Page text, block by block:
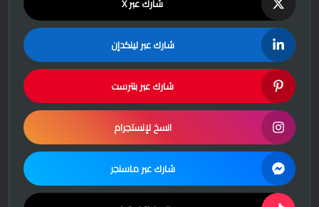
شارك عبر لينكدإن
شارك عبر بنترست
انسخ لإنستجرام
شارك عبر ماسنجر